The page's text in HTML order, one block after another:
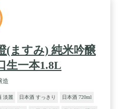
(ますみ) 純米吟醸
生一本1.8L
造
淡麗 日本酒 すっきり 日本酒 720ml